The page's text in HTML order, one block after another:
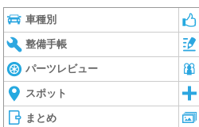
車種別
整備手帳
パーツレビュー
スポット
まとめ